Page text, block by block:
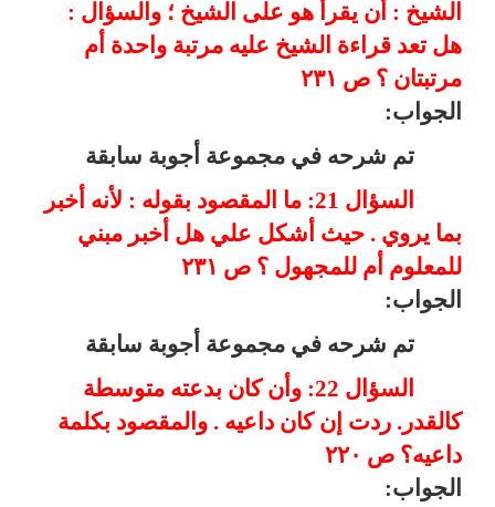
الشيخ : أن يقرأ هو على الشيخ ؛ والسؤال :
هل تعد قراءة الشيخ عليه مرتبة واحدة أم
مرتبتان ؟ ص ٢٣١
الجواب:
تم شرحه في مجموعة أجوبة سابقة
السؤال 21: ما المقصود بقوله : لأنه أخبر
بما يروي . حيث أشكل علي هل أخبر مبني
للمعلوم أم للمجهول ؟ ص ٢٣١
الجواب:
تم شرحه في مجموعة أجوبة سابقة
السؤال 22: وأن كان بدعته متوسطة
كالقدر. ردت إن كان داعيه . والمقصود بكلمة
داعيه؟ ص ٢٢٠
الجواب: